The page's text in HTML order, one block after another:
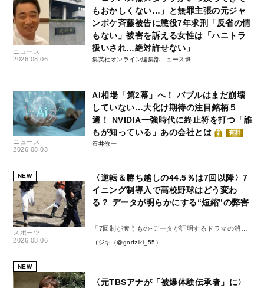
ニュース
2026.08.06
もおかしくない…」と無罪主張の元ジャ
ンポケ斉藤被告に懲役7年求刑「反省の情
もない」被害を訴える女性は「ハニトラ
扱いされ…絶対許せない」
集英社オンライン編集部ニュース班
ニュース
2026.08.03
AI相場「第2幕」へ！ バブルはまだ崩壊
していない…大化け期待の注目銘柄５
選！ NVIDIA一強時代に終止符を打つ「誰
もが知っている」あの会社とは
有料
石井僚一
NEW
スポーツ
2026.08.06
〈逆転＆勝ち越しの44.5％は7回以降〉7
イニング制導入で高校野球はどう変わ
る？ データが明らかにする“短縮”の弊害
「7回制が奪うもの-データが証明するドラマの消
失-」
ゴジキ（@godziki_55）
NEW
〈元TBSアナが「被爆体験伝承者」に〉